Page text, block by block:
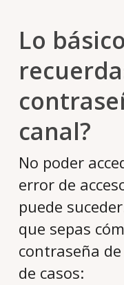
Lo
canal?
No poder
error de
puede
que sepas
contraseña
de casos: